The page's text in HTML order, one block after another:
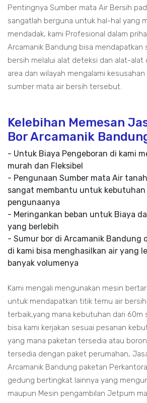
Pentingnya Sumber mata Air Bersih
sangatlah berguna untuk hal-hal yang
mendadak, kami Profesional dalam
Arcamanik Bandung bisa mendapatkan
bersih melalui alat deteksi dan alat-alat
area dan wilayah mengalami
sumber mata air bersih tersebut.
Kelebihan Memesan
Bor Arcamanik
- Untuk Biaya Pengeboran di kami
murah dan Fleksibel
- Pengunaan Sumber mata Air
sangat membantu untuk
pengunaanya
- Meringankan beban untuk Biaya
yang berlebih
- Sumur bor di Arcamanik Bandung
di kami bisa menghasilkan air yang
banyak volumenya
Kami mengali mengunakan mesin
untuk mendapatkan titik temu air
terbaik,yang mana kebutuhan dari 60m
bisa kami kerjakan sesuai pesanan
yang mana paketan tersedia atau
tersedia dengan paket perumahan,
Arcamanik Bandung paketan
gedung bertingkat lainnya yang
maupun Mesin pengambilan Jetpum